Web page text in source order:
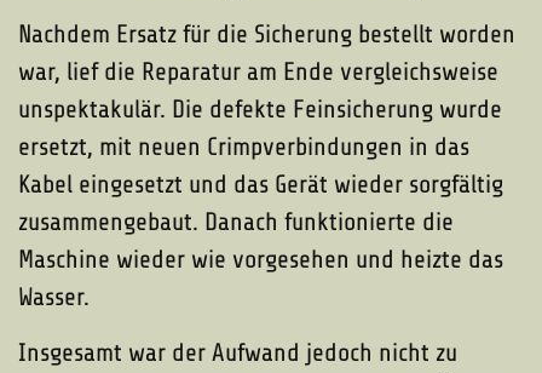
Nachdem Ersatz für die Sicherung bestellt worden
war, lief die Reparatur am Ende vergleichsweise
unspektakulär. Die defekte Feinsicherung wurde
ersetzt, mit neuen Crimpverbindungen in das
Kabel eingesetzt und das Gerät wieder sorgfältig
zusammengebaut. Danach funktionierte die
Maschine wieder wie vorgesehen und heizte das
Wasser.
Insgesamt war der Aufwand jedoch nicht zu